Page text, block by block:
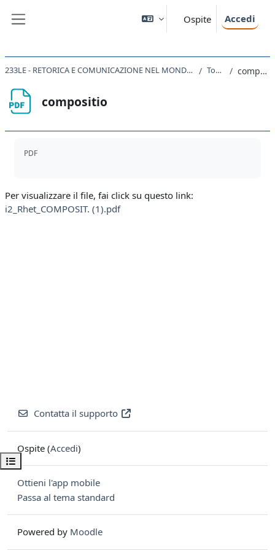
Ospite Accedi
Apri indice del corso
233LE - RETORICA E COMUNICAZIONE NEL MONDO ROMANO 2022 Topic 5 compositio
compositio
PDF
Per visualizzare il file, fai click su questo link:
i2_Rhet_COMPOSIT. (1).pdf
Contatta il supporto
Ospite (Accedi)
Ottieni l'app mobile
Passa al tema standard
Powered by Moodle